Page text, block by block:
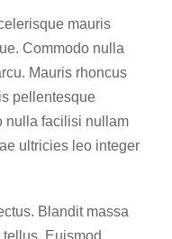
mauris
Commodo nulla
Mauris rhoncus
pellentesque
nulla facilisi nullam
ultricies leo integer
Blandit massa